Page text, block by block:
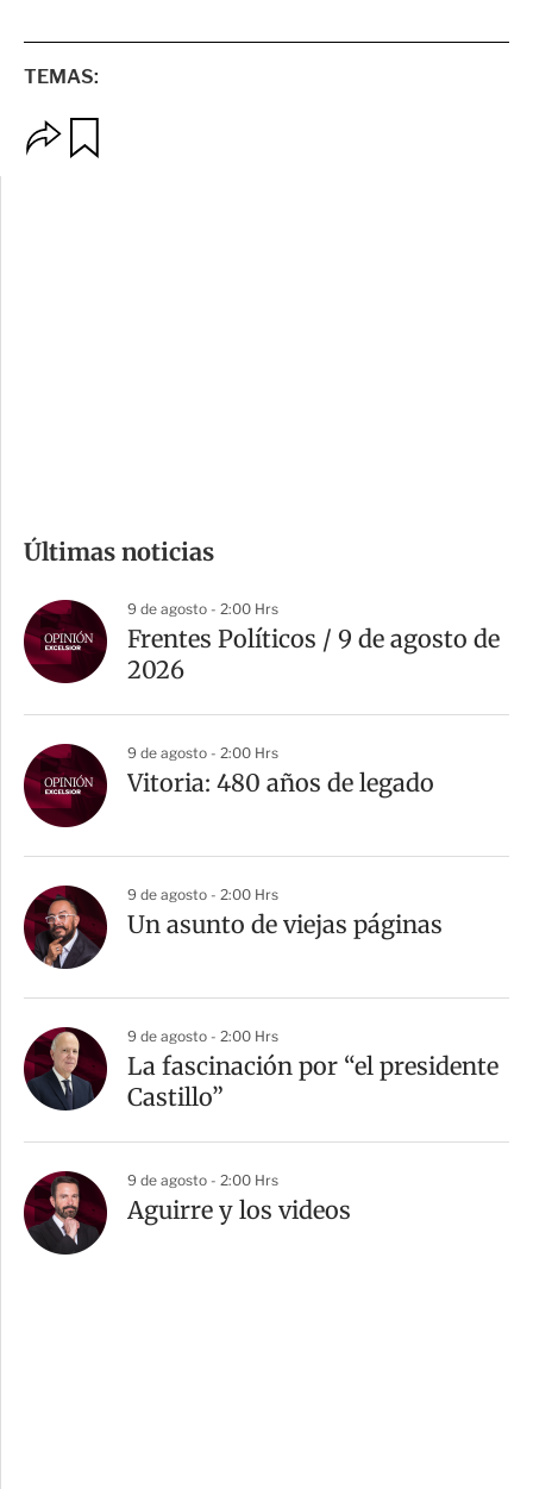
TEMAS:
p
p
a
r
t
Últimas noticias
9 de agosto - 2:00 Hrs
Frentes Políticos / 9 de agosto de
2026
9 de agosto - 2:00 Hrs
Vitoria: 480 años de legado
9 de agosto - 2:00 Hrs
Un asunto de viejas páginas
9 de agosto - 2:00 Hrs
La fascinación por “el presidente
Castillo”
9 de agosto - 2:00 Hrs
Aguirre y los videos